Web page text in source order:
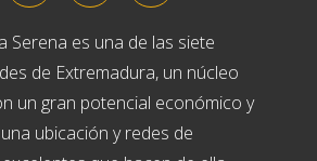
Serena es una de las siete
de Extremadura, un núcleo
un gran potencial económico y
ubicación y redes de